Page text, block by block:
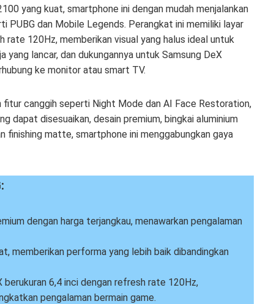
yang kuat, smartphone ini dengan mudah menjalankan
dan Mobile Legends. Perangkat ini memiliki layar
rate 120Hz, memberikan visual yang halus ideal untuk
yang lancar, dan dukungannya untuk Samsung DeX
ke monitor atau smart TV.
fitur canggih seperti Night Mode dan AI Face Restoration,
dapat disesuaikan, desain premium, bingkai aluminium
finishing matte, smartphone ini menggabungkan gaya
dengan harga terjangkau, menawarkan pengalaman
memberikan performa yang lebih baik dibandingkan
6,4 inci dengan refresh rate 120Hz,
pengalaman bermain game.